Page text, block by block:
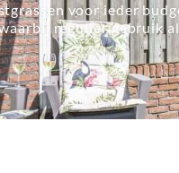
voor ieder
regulier gebruik